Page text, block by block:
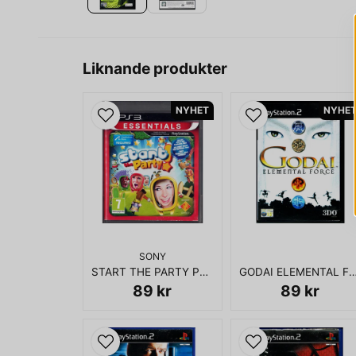
Liknande produkter
SONY
START THE PARTY PS3 ESSENTIALS
89 kr
NYHET
GODAI ELEMENTAL FORCE PS2
89 kr
NYHET